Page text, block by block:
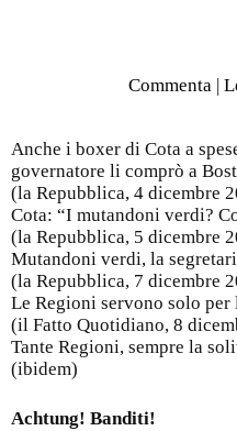
Commenta |
Anche i boxer di Cota a
governatore li comprò a
(la Repubblica, 4 dicembre
Cota: “I mutandoni verdi?
(la Repubblica, 5 dicembre
Mutandoni verdi, la
(la Repubblica, 7 dicembre
Le Regioni servono solo per
(il Fatto Quotidiano, 8
Tante Regioni, sempre la
(ibidem)
Achtung! Banditi!